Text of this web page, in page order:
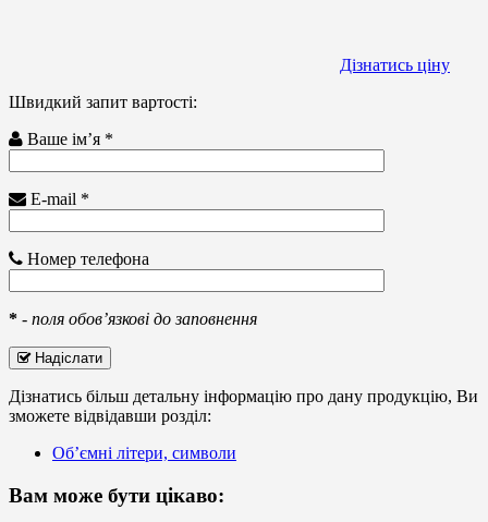
Дізнатись ціну
Швидкий запит вартості:
Ваше ім’я *
E-mail *
Номер телефона
* - поля обов’язкові до заповнення
Надіслати
Дізнатись більш детальну інформацію про дану продукцію, Ви
зможете відвідавши розділ:
Об’ємні літери, символи
Вам може бути цікаво: